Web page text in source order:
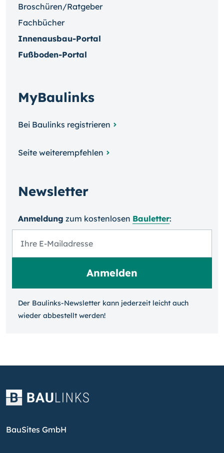
Broschüren/Ratgeber
Fachbücher
Innenausbau-Portal
Fußboden-Portal
MyBaulinks
Bei Baulinks registrieren
Seite weiterempfehlen
Newsletter
Anmeldung zum kosten­losen Bauletter:
Der Baulinks-Newsletter kann jeder­zeit leicht auch
wieder ab­bestellt werden!
BauSites GmbH